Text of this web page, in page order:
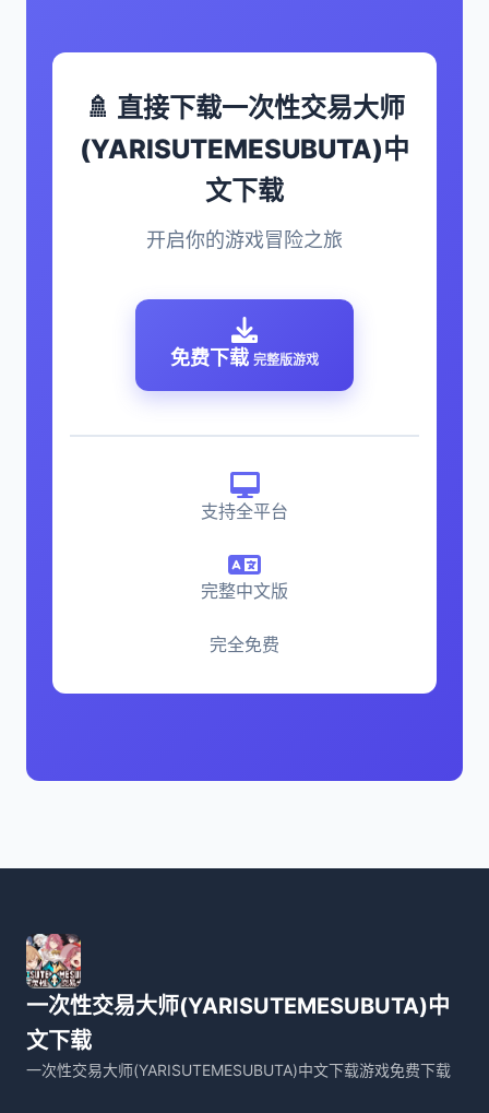
🚿 直接下载一次性交易大师
(YARISUTEMESUBUTA)中
文下载
开启你的游戏冒险之旅
免费下载 完整版游戏
支持全平台
完整中文版
完全免费
一次性交易大师(YARISUTEMESUBUTA)中
文下载
一次性交易大师(YARISUTEMESUBUTA)中文下载游戏免费下载